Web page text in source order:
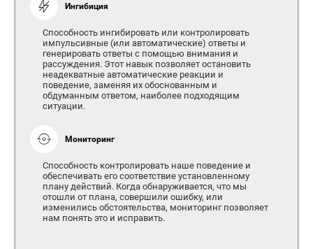
Ингибиция
Способность ингибировать или контролировать
импульсивные (или автоматические) ответы и
генерировать ответы с помощью внимания и
рассуждения. Этот навык позволяет остановить
неадекватные автоматические реакции и
поведение, заменяя их обоснованным и
обдуманным ответом, наиболее подходящим
ситуации.
Мониторинг
Способность контролировать наше поведение и
обеспечивать его соответствие установленному
плану действий. Когда обнаруживается, что мы
отошли от плана, совершили ошибку, или
изменились обстоятельства, мониторинг позволяет
нам понять это и исправить.